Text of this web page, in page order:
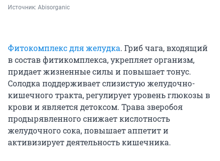
Источник: Abisorganic
Фитокомплекс для желудка. Гриб чага, входящий
в состав фитикомплекса, укрепляет организм,
придает жизненные силы и повышает тонус.
Cолодка поддерживает слизистую желудочно-
кишечного тракта, регулирует уровень глюкозы в
крови и является детоксом. Трава зверобоя
продырявленного снижает кислотность
желудочного сока, повышает аппетит и
активизирует деятельность кишечника.